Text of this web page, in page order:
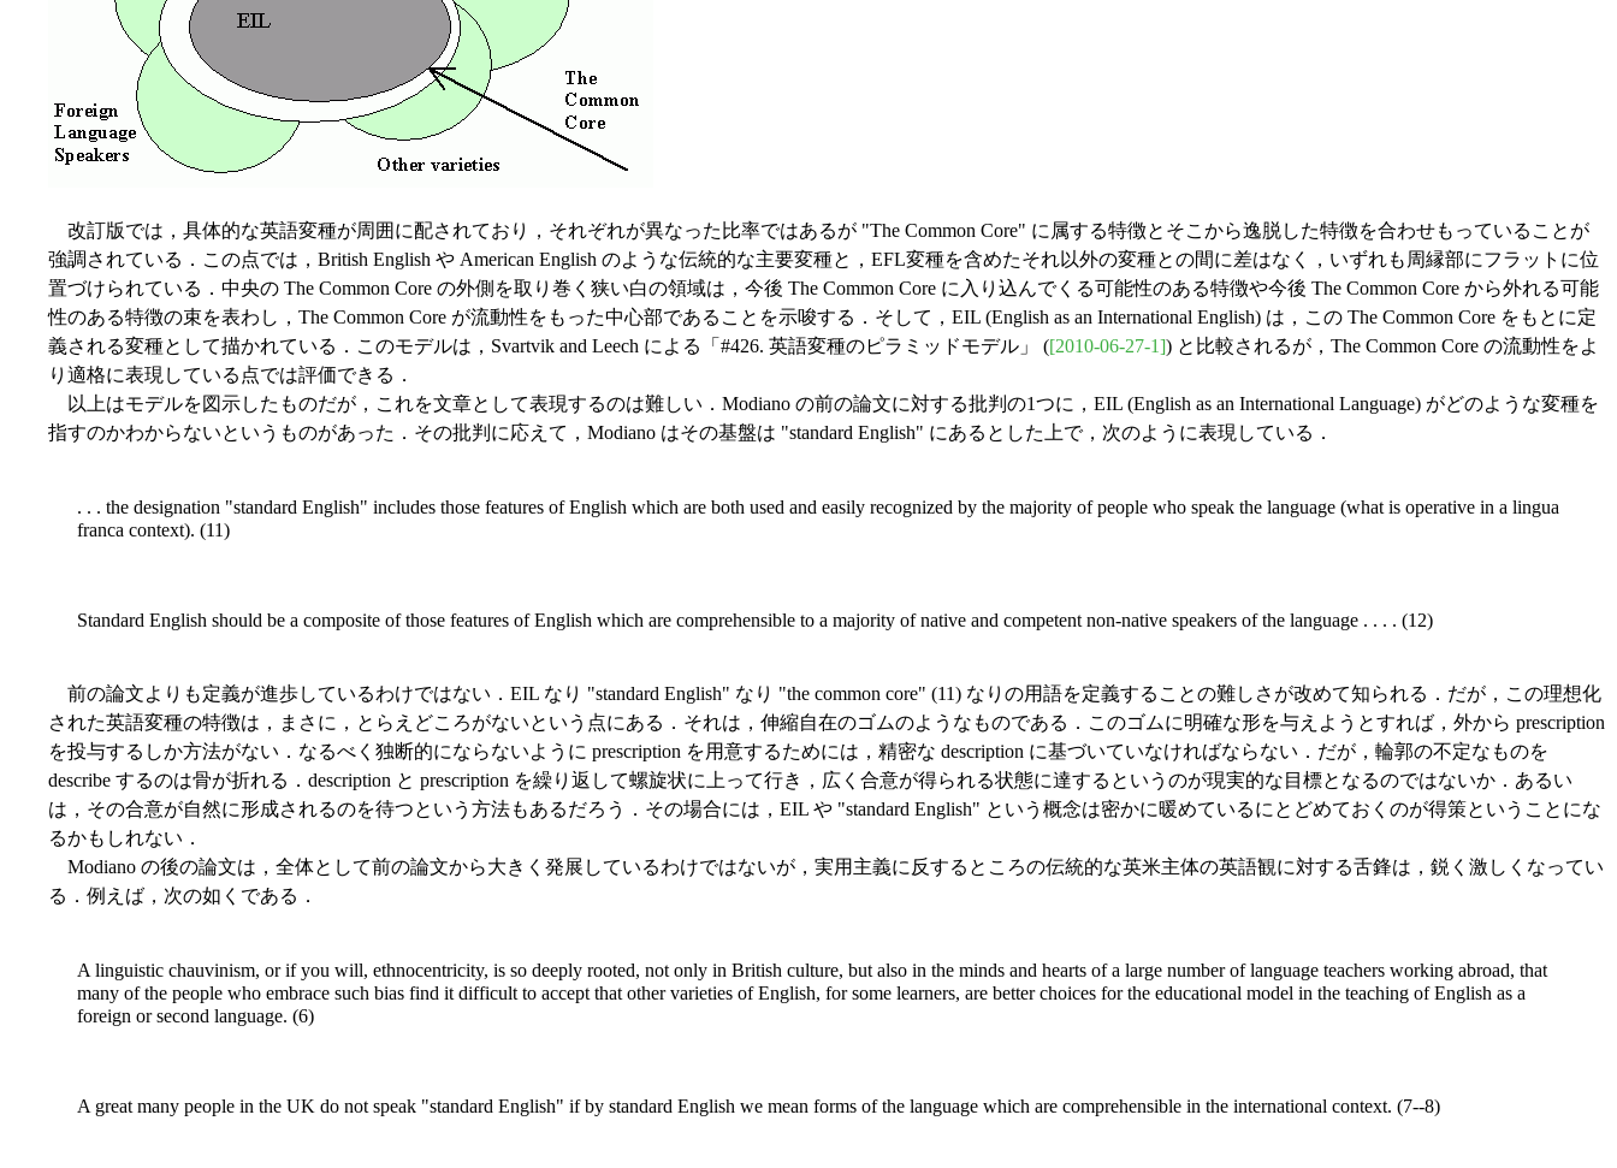
改訂版では，具体的な英語変種が周囲に配されており，それぞれが異なった比率ではあるが "The Common Core" に属する特徴とそこから逸脱した特徴を合わせもっていることが
強調されている．この点では，British English や American English のような伝統的な主要変種と，EFL変種を含めたそれ以外の変種との間に差はなく，いずれも周縁部にフラットに位
置づけられている．中央の The Common Core の外側を取り巻く狭い白の領域は，今後 The Common Core に入り込んでくる可能性のある特徴や今後 The Common Core から外れる可能
性のある特徴の束を表わし，The Common Core が流動性をもった中心部であることを示唆する．そして，EIL (English as an International English) は，この The Common Core をもとに定
義される変種として描かれている．このモデルは，Svartvik and Leech による「#426. 英語変種のピラミッドモデル」 ([2010-06-27-1]) と比較されるが，The Common Core の流動性をよ
り適格に表現している点では評価できる．
以上はモデルを図示したものだが，これを文章として表現するのは難しい．Modiano の前の論文に対する批判の1つに，EIL (English as an International Language) がどのような変種を
指すのかわからないというものがあった．その批判に応えて，Modiano はその基盤は "standard English" にあるとした上で，次のように表現している．
. . . the designation "standard English" includes those features of English which are both used and easily recognized by the majority of people who speak the language (what is operative in a lingua
franca context). (11)
Standard English should be a composite of those features of English which are comprehensible to a majority of native and competent non-native speakers of the language . . . . (12)
前の論文よりも定義が進歩しているわけではない．EIL なり "standard English" なり "the common core" (11) なりの用語を定義することの難しさが改めて知られる．だが，この理想化
された英語変種の特徴は，まさに，とらえどころがないという点にある．それは，伸縮自在のゴムのようなものである．このゴムに明確な形を与えようとすれば，外から prescription
を投与するしか方法がない．なるべく独断的にならないように prescription を用意するためには，精密な description に基づいていなければならない．だが，輪郭の不定なものを
describe するのは骨が折れる．description と prescription を繰り返して螺旋状に上って行き，広く合意が得られる状態に達するというのが現実的な目標となるのではないか．あるい
は，その合意が自然に形成されるのを待つという方法もあるだろう．その場合には，EIL や "standard English" という概念は密かに暖めているにとどめておくのが得策ということにな
るかもしれない．
Modiano の後の論文は，全体として前の論文から大きく発展しているわけではないが，実用主義に反するところの伝統的な英米主体の英語観に対する舌鋒は，鋭く激しくなってい
る．例えば，次の如くである．
A linguistic chauvinism, or if you will, ethnocentricity, is so deeply rooted, not only in British culture, but also in the minds and hearts of a large number of language teachers working abroad, that
many of the people who embrace such bias find it difficult to accept that other varieties of English, for some learners, are better choices for the educational model in the teaching of English as a
foreign or second language. (6)
A great many people in the UK do not speak "standard English" if by standard English we mean forms of the language which are comprehensible in the international context. (7--8)